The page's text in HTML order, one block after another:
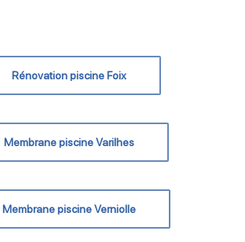
Rénovation piscine Foix
Membrane piscine Varilhes
Membrane piscine Verniolle